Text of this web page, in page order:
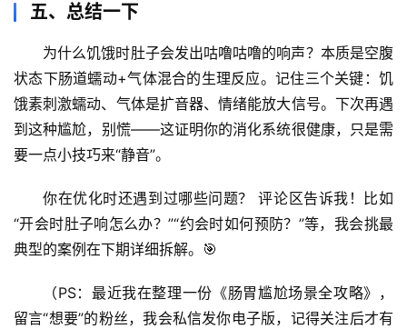
五、总结一下
为什么饥饿时肚子会发出咕噜咕噜的响声？本质是空腹
状态下肠道蠕动+气体混合的生理反应。记住三个关键：饥
饿素刺激蠕动、气体是扩音器、情绪能放大信号。下次再遇
到这种尴尬，别慌——这证明你的消化系统很健康，只是需
要一点小技巧来“静音”。
你在优化时还遇到过哪些问题？
评论区告诉我！比如
“开会时肚子响怎么办？”“约会时如何预防？”等，我会挑最
典型的案例在下期详细拆解。🎯
（PS：最近我在整理一份《肠胃尴尬场景全攻略》，
留言“想要”的粉丝，我会私信发你电子版，记得关注后才有